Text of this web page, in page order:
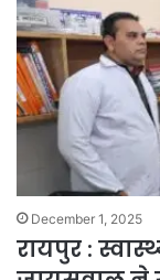
December 1, 2025
रायपुर :